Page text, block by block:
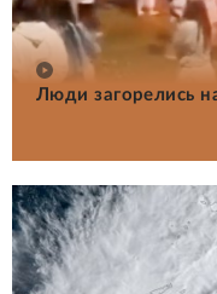
Люди загорелись